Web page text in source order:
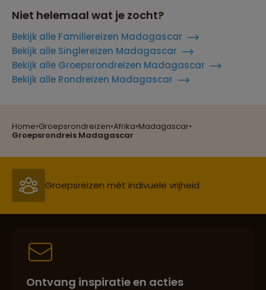
Home•Groepsrondreizen•Afrika•Madagascar•
Groepsrondreis Madagascar
Niet helemaal wat je zocht?
Bekijk alle Familiereizen Madagascar
Bekijk alle Singlereizen Madagascar
Bekijk alle Groepsrondreizen Madagascar
Bekijk alle Rondreizen Madagascar
Reizen met oog voor mens, cultuur en milieu
Groepsreizen mét indivuele vrijheid
Reiszekerheid met Sawadee
Ontvang inspiratie en acties